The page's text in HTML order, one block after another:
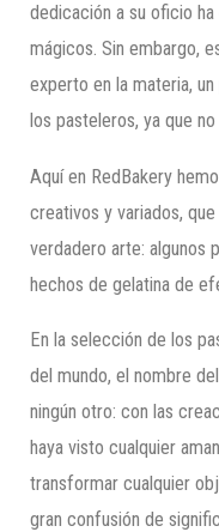
dedicación a su oficio
mágicos. Sin embargo,
experto en la materia,
los pasteleros, ya que
Aquí en RedBakery
creativos y variados,
verdadero arte: algunos
hechos de gelatina de
En la selección de los
del mundo, el nombre
ningún otro: con las
haya visto cualquier
transformar cualquier
gran confusión de